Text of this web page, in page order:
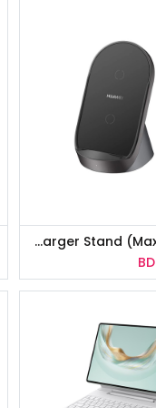
HUAWEI SuperCharge Wireless Charger Stand (Max 40 W)
BD